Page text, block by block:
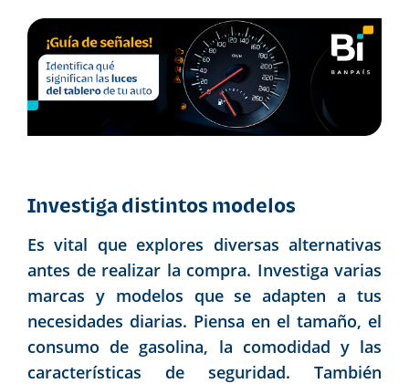
Investiga distintos modelos
Es vital que explores diversas alternativas
antes de realizar la compra. Investiga varias
marcas y modelos que se adapten a tus
necesidades diarias. Piensa en el tamaño, el
consumo de gasolina, la comodidad y las
características de seguridad. También